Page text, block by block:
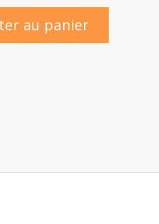
au panier